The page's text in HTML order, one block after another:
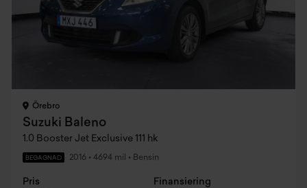
Örebro
Suzuki Baleno
1.0 Booster Jet Exclusive 111 hk
BEGAGNAD 2016 • 4694 mil • Bensin
Pris Finansiering